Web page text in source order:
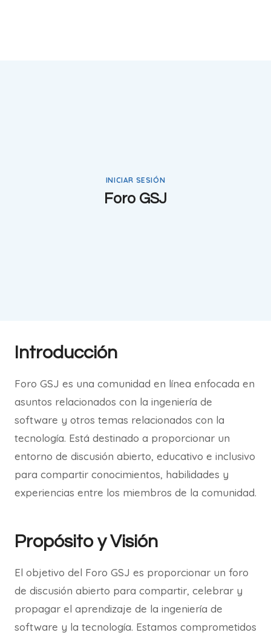
INICIAR SESIÓN
Foro GSJ
Introducción
Foro GSJ es una comunidad en línea enfocada en
asuntos relacionados con la ingeniería de
software y otros temas relacionados con la
tecnología. Está destinado a proporcionar un
entorno de discusión abierto, educativo e inclusivo
para compartir conocimientos, habilidades y
experiencias entre los miembros de la comunidad.
Propósito y Visión
El objetivo del Foro GSJ es proporcionar un foro
de discusión abierto para compartir, celebrar y
propagar el aprendizaje de la ingeniería de
software y la tecnología. Estamos comprometidos